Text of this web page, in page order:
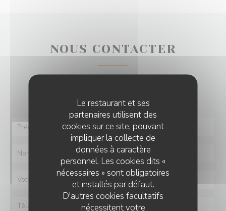
Le restaurant et ses
partenaires utilisent des
cookies sur ce site, pouvant
impliquer la collecte de
données à caractère
personnel. Les cookies dits «
nécessaires » sont obligatoires
et installés par défaut.
D'autres cookies facultatifs
nécessitent votre
NOUS CONTACTER